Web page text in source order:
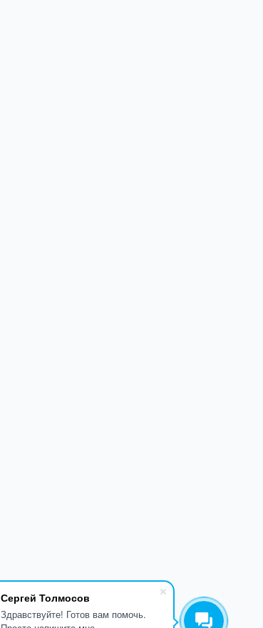
Сергей Толмосов
Здравствуйте! Готов вам помочь.